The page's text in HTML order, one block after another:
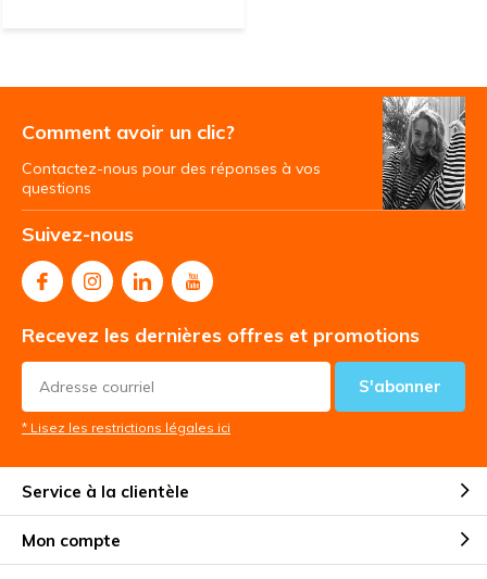
Comment avoir un clic?
Contactez-nous pour des réponses à vos
questions
Suivez-nous
Recevez les dernières offres et promotions
S'abonner
* Lisez les restrictions légales ici
Service à la clientèle
Mon compte